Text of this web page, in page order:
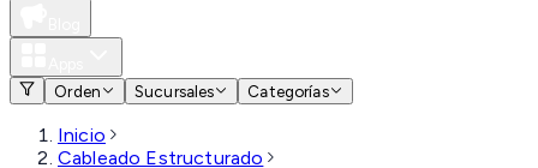
Orden
Sucursales Categorías
Inicio
Cableado Estructurado